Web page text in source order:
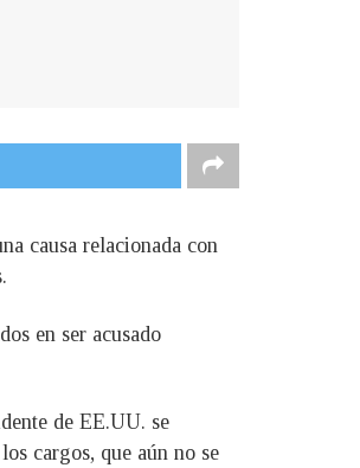
causa relacionada con
en ser acusado
de EE.UU. se
cargos, que aún no se